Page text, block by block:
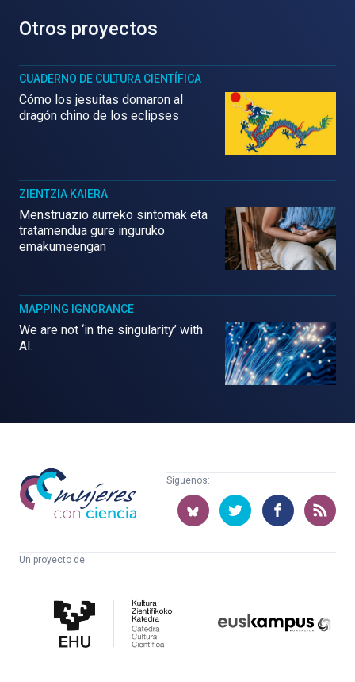
Otros proyectos
CUADERNO DE CULTURA CIENTÍFICA
Cómo los jesuitas domaron al
dragón chino de los eclipses
ZIENTZIA KAIERA
Menstruazio aurreko sintomak eta
tratamendua gure inguruko
emakumeengan
MAPPING IGNORANCE
We are not ‘in the singularity’ with
AI.
Mujeres
con
ciencia
Síguenos:
Un proyecto de:
Cultura
Científica